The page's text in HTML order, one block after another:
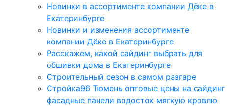
Новинки в ассортименте компании Дёке в
Екатеринбурге
Новинки и изменения ассортименте
компании Дёке в Екатеринбурге
Расскажем, какой сайдинг выбрать для
обшивки дома в Екатеринбурге
Строительный сезон в самом разгаре
Стройка96 Тюмень оптовые цены на сайдинг
фасадные панели водосток мягкую кровлю